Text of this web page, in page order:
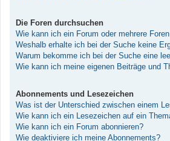
Die Foren durchsuchen
Wie kann ich ein Forum oder mehrere
Weshalb erhalte ich bei der Suche keine
Warum bekomme ich bei der Suche eine
Wie kann ich meine eigenen Beiträge und
Abonnements und Lesezeichen
Was ist der Unterschied zwischen einem
Wie kann ich ein Lesezeichen auf ein
Wie kann ich ein Forum abonnieren?
Wie deaktiviere ich meine Abonnements?